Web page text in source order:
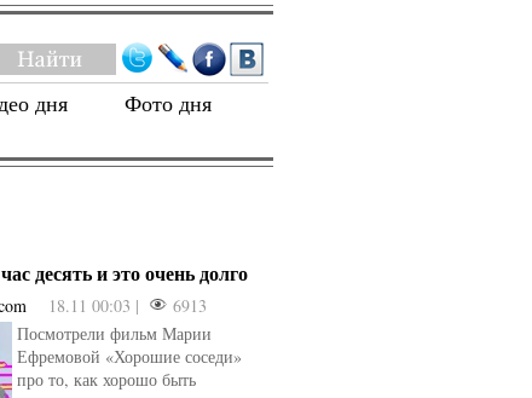
дня Фото дня
десять и это очень долго
18.11 00:03 |
6913
Посмотрели фильм Марии
Ефремовой «Хорошие соседи»
про то, как хорошо быть